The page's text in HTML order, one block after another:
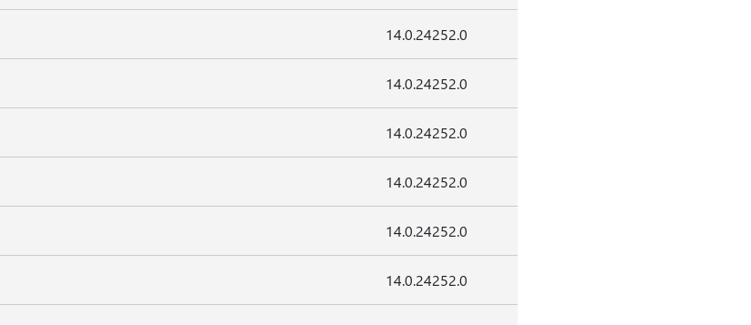
14.0.24252.0
14.0.24252.0
14.0.24252.0
14.0.24252.0
14.0.24252.0
14.0.24252.0